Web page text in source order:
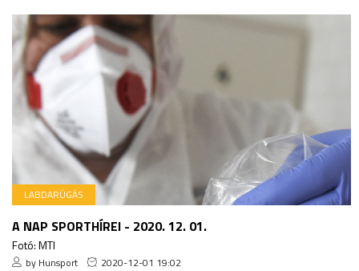
LABDARÚGÁS
A NAP SPORTHÍREI - 2020. 12. 01.
Fotó: MTI
by Hunsport 2020-12-01 19:02